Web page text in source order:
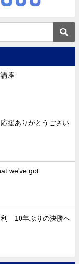
座
援ありがとうござい
we've got
利 10年ぶりの決勝へ